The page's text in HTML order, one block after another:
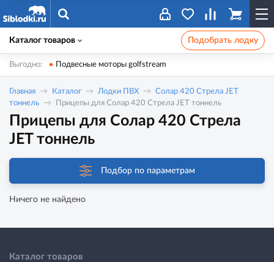
Каталог товаров Подобрать лодку
Выгодно: Подвесные моторы golfstream
Главная Каталог Лодки ПВХ
Солар 420 Стрела JET
тоннель
Прицепы для Солар 420 Стрела JET тоннель
Прицепы для Солар 420 Стрела
JET тоннель
Подбор по параметрам
Ничего не найдено
Каталог товаров